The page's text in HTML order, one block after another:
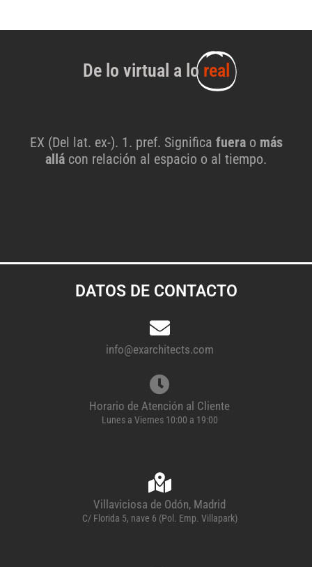
De lo virtual a lo real
EX (Del lat. ex-). 1. pref. Significa fuera o más
allá con relación al espacio o al tiempo.
DATOS DE CONTACTO
info@exarchitects.com
Horario de Atención al Cliente
Lunes a Viernes 10:00 a 19:00
Villaviciosa de Odón, Madrid
C/ Florida 5, nave 6 (Pol. Emp. Villapark)